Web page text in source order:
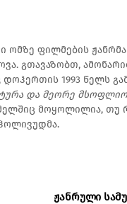
ომზე ფილმების
გთავაზობთ,
1993 წელს
და მეორე
მოყოლილია, თუ
ჟანრული